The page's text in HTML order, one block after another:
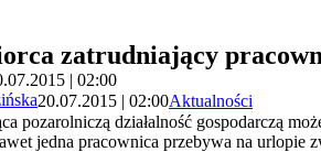
zatrudniający
| 02:00
20.07.2015 | 02:00Aktualności
pozarolniczą działalność gospodarczą
jedna pracownica przebywa na urlopie